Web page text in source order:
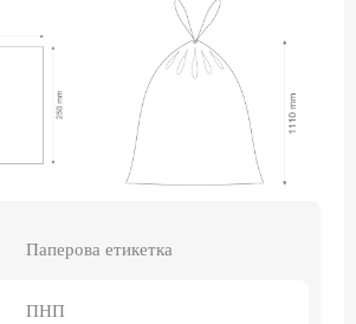
Паперова етикетка
ПНП